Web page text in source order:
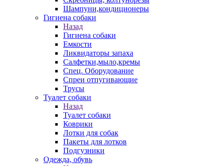
Шампуни,кондиционеры
Гигиена собаки
Назад
Гигиена собаки
Емкости
Ликвидаторы запаха
Салфетки,мыло,кремы
Спец. Оборудование
Спреи отпугивающие
Трусы
Туалет собаки
Назад
Туалет собаки
Коврики
Лотки для собак
Пакеты для лотков
Подгузники
Одежда, обувь